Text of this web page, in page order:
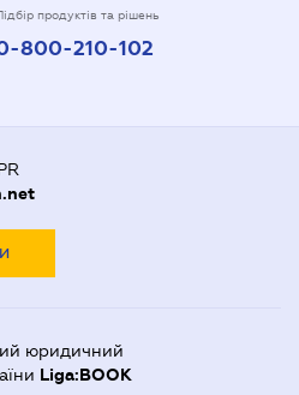
продуктів та рішень
800-210-102
юридичний
Liga:BOOK